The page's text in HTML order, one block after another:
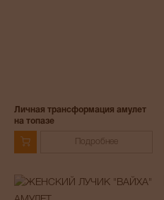
Личная трансформация амулет
на топазе
Подробнее